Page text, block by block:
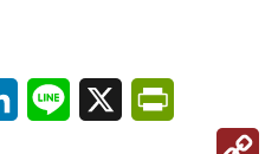
LinkedInLine X